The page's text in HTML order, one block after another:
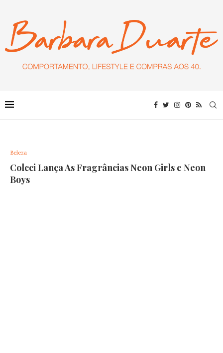
Beleza
Colcci Lança As Fragrâncias Neon Girls e Neon
Boys